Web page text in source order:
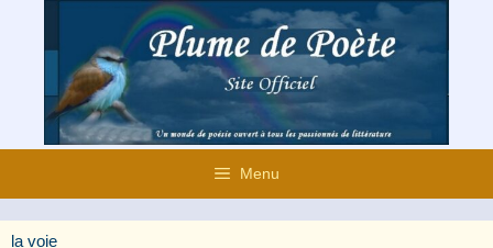
contenu
Menu
la voie